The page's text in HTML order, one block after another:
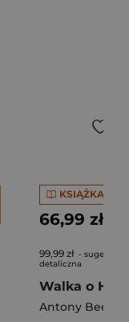
KSIĄŻKA
66,99 zł
99,99 zł -
detaliczna
Antony Beevor